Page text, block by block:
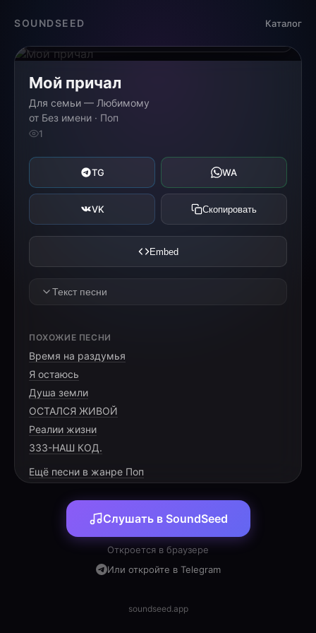
SOUNDSEED Каталог
Мой причал
Для семьи — Любимому
от Без имени · Поп
1
TG WA
VK Скопировать
Embed
Текст песни
Опять ворчу по пустякам,
Дела, заботы, суета.
Внимания не дам словам,
[PRE-CHORUS]
Но ты сквозь шум умеешь ждать,
И за руку меня берёшь.
Хочу тебе сейчас сказать:
ПОХОЖИЕ ПЕСНИ
Время на раздумья
Я остаюсь
Душа земли
ОСТАЛСЯ ЖИВОЙ
Реалии жизни
333-НАШ КОД.
Ещё песни в жанре Поп
Слушать в SoundSeed
Откроется в браузере
Или откройте в Telegram
soundseed.app